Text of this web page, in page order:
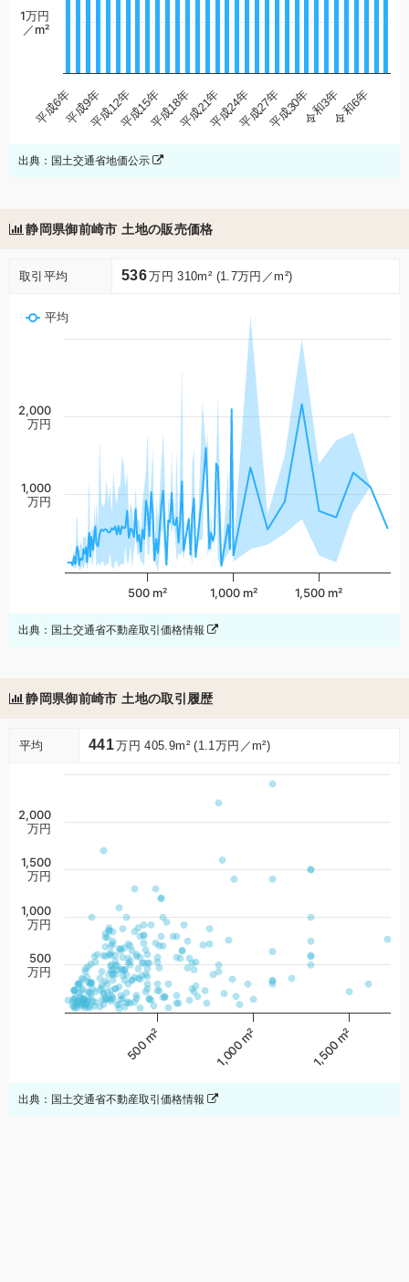
平成6年平成9年平成12年平成15年平成18年平成21年平成24年平成27年平成30年令和3年令和6年
1万円
／m²
出典：国土交通省地価公示
静岡県御前崎市 土地の販売価格
取引平均 536万円 310m² (1.7万円／m²)
平均
500 m² 1,000 m² 1,500 m²
1,000
万円
2,000
万円
出典：国土交通省不動産取引価格情報
静岡県御前崎市 土地の取引履歴
平均 441万円 405.9m² (1.1万円／m²)
500 m² 1,000 m² 1,500 m²
500
万円
1,000
万円
1,500
万円
2,000
万円
出典：国土交通省不動産取引価格情報